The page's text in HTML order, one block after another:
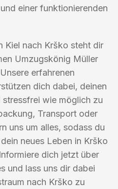
einer funktionierenden
Kiel nach Krško steht dir
Umzugskönig Müller
erfahrenen
dich dabei, deinen
wie möglich zu
Transport oder
uns um alles, sodass du
neues Leben in Krško
dich jetzt über
und lass uns dir dabei
nach Krško zu